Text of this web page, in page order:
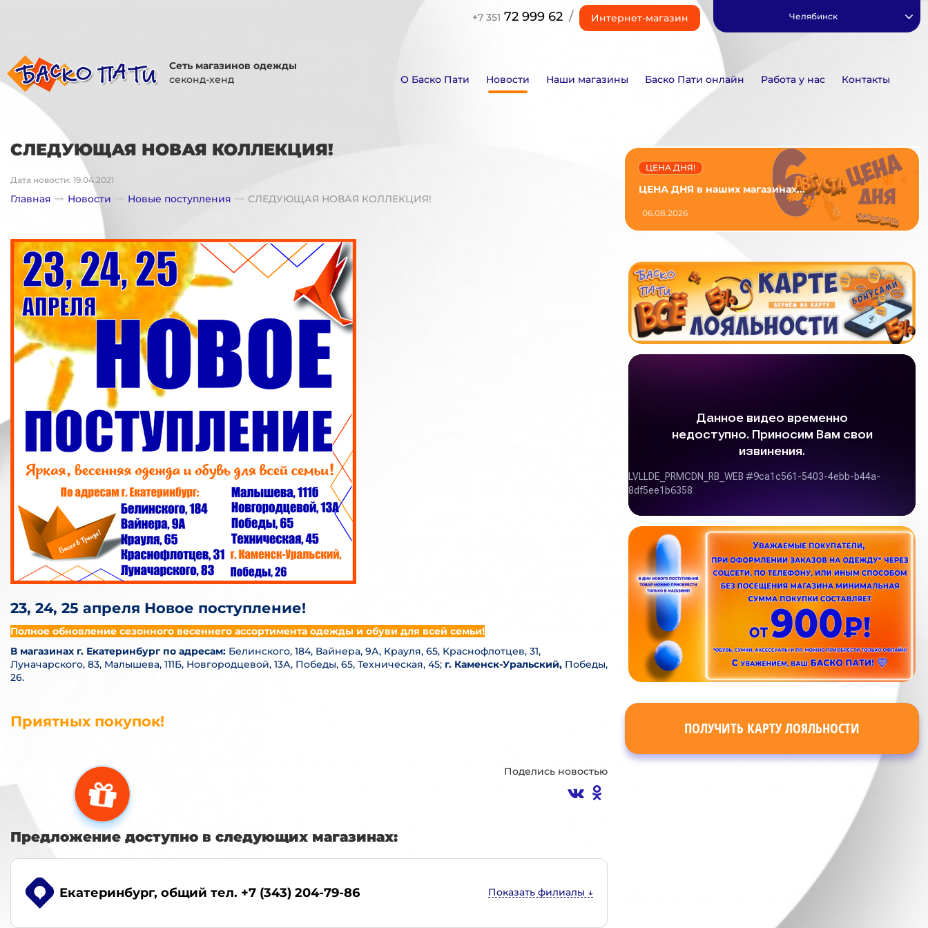
+7 351 72 999 62 / Интернет-магазин Челябинск
Сеть магазинов одежды
секонд-хенд
О Баско Пати Новости Наши магазины Баско Пати онлайн Работа у нас Контакты
СЛЕДУЮЩАЯ НОВАЯ КОЛЛЕКЦИЯ!
Дата новости: 19.04.2021
Главная Новости Новые поступления СЛЕДУЮЩАЯ НОВАЯ КОЛЛЕКЦИЯ!
23, 24, 25 апреля Новое поступление!
Полное обновление сезонного весеннего ассортимента одежды и обуви для всей семьи!
В магазинах г. Екатеринбург по адресам: Белинского, 184, Вайнера, 9А, Крауля, 65, Краснофлотцев, 31,
Луначарского, 83, Малышева, 111Б, Новгородцевой, 13А, Победы, 65, Техническая, 45; г. Каменск-Уральский, Победы,
26.
Приятных покупок!
Поделись новостью
Предложение доступно в следующих магазинах:
Екатеринбург, общий тел. +7 (343) 204-79-86
ЦЕНА ДНЯ в наших магазинах...
ЦЕНА ДНЯ!
06.08.2026
ПОЛУЧИТЬ КАРТУ ЛОЯЛЬНОСТИ